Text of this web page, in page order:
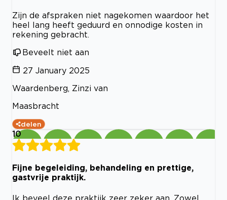
Zijn de afspraken niet nagekomen waardoor het
heel lang heeft geduurd en onnodige kosten in
rekening gebracht.
Beveelt niet aan
27 January 2025
Waardenberg, Zinzi van
Maasbracht
delen
10
Fijne begeleiding, behandeling en prettige,
gastvrije praktijk.
Ik beveel deze praktijk zeer zeker aan. Zowel